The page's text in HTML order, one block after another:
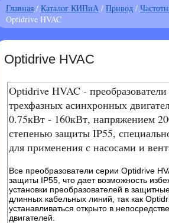
Главная / Каталог КИПиА / Привод /
Optidrive HVAC
Optidrive HVAC
Optidrive HVAC -
трехфазных асинхронных
0.75кВт - 160кВт, напряжением
степенью защиты IP55,
для применения с насосами и
Все преобразователи серии Optidrive
защиты IP55, что дает возможность
установки преобразователей в
длинных кабельных линий, так как
устанавливаться открыто в
двигателей.